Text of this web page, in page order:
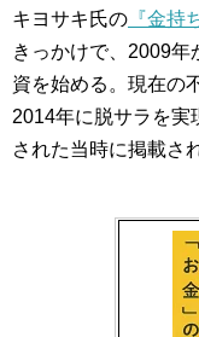
キヨサキ氏の 『金持
きっかけで、2009年
資を始める。現在の
2014年に脱サラを実
された当時に掲載さ